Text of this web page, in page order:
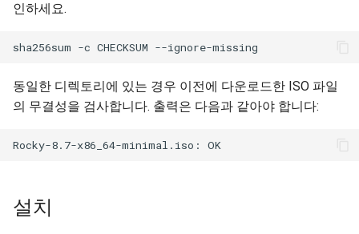
인하세요.
동일한 디렉토리에 있는 경우 이전에 다운로드한 ISO 파일
의 무결성을 검사합니다. 출력은 다음과 같아야 합니다:
설치